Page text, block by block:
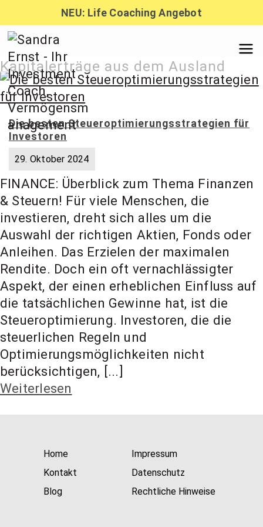
Inhalt
springen
NEU: Life Coaching Angebot
Sandra
Ernst –
Finanzber
atung,
Investmen
t Coach,
Anlageber
atung
Kapitalerträge aus dem Ausland
Die besten Steueroptimierungsstrategien für
Investoren
29. Oktober 2024
FINANCE: Überblick zum Thema Finanzen
& Steuern! Für viele Menschen, die
investieren, dreht sich alles um die
Auswahl der richtigen Aktien, Fonds oder
Anleihen. Das Erzielen der maximalen
Rendite. Doch ein oft vernachlässigter
Aspekt, der einen erheblichen Einfluss auf
die tatsächlichen Gewinne hat, ist die
Steueroptimierung. Investoren, die die
steuerlichen Regeln und
Optimierungsmöglichkeiten nicht
berücksichtigen, [...]
Weiterlesen
Home
Kontakt
Blog
Impressum
Datenschutz
Rechtliche Hinweise